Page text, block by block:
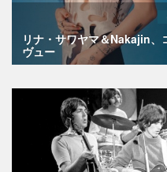
リナ・サワヤマ＆Nakajin、
ヴュー